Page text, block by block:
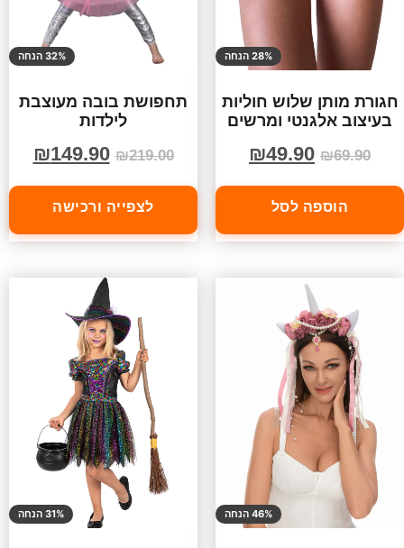
28% הנחה
חגורת מותן שלוש חוליות
בעיצוב אלגנטי ומרשים
₪69.90
₪49.90
הוספה לסל
32% הנחה
תחפושת בובה מעוצבת
לילדות
₪219.00
₪149.90
לצפייה ורכישה
46% הנחה 31% הנחה